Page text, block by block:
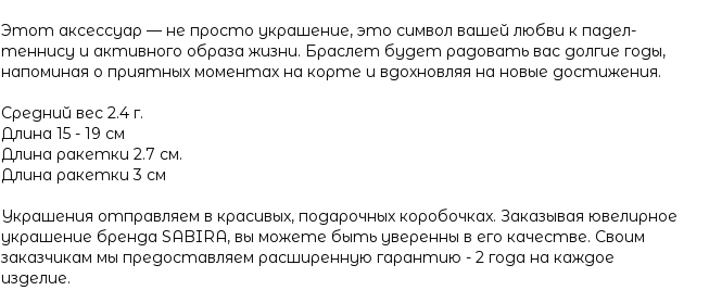
Этот аксессуар — не просто украшение, это символ вашей любви к падел-
теннису и активного образа жизни. Браслет будет радовать вас долгие годы,
напоминая о приятных моментах на корте и вдохновляя на новые достижения.
Средний вес 2.4 г.
Длина 15 - 19 см
Длина ракетки 2.7 см.
Длина ракетки 3 см
Украшения отправляем в красивых, подарочных коробочках. Заказывая ювелирное
украшение бренда SABIRA, вы можете быть уверенны в его качестве. Своим
заказчикам мы предоставляем расширенную гарантию - 2 года на каждое
изделие.